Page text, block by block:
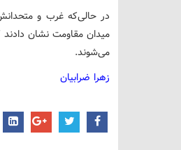
در حالی‌که غرب و
میدان مقاومت نشان دادند
می‌شوند.
زهرا ضرابیان